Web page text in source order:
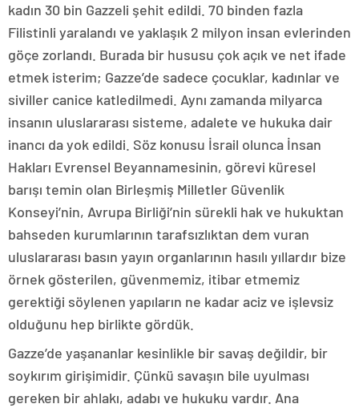
kadın 30 bin Gazzeli şehit edildi. 70 binden fazla
Filistinli yaralandı ve yaklaşık 2 milyon insan evlerinden
göçe zorlandı. Burada bir hususu çok açık ve net ifade
etmek isterim; Gazze’de sadece çocuklar, kadınlar ve
siviller canice katledilmedi. Aynı zamanda milyarca
insanın uluslararası sisteme, adalete ve hukuka dair
inancı da yok edildi. Söz konusu İsrail olunca İnsan
Hakları Evrensel Beyannamesinin, görevi küresel
barışı temin olan Birleşmiş Milletler Güvenlik
Konseyi’nin, Avrupa Birliği’nin sürekli hak ve hukuktan
bahseden kurumlarının tarafsızlıktan dem vuran
uluslararası basın yayın organlarının hasılı yıllardır bize
örnek gösterilen, güvenmemiz, itibar etmemiz
gerektiği söylenen yapıların ne kadar aciz ve işlevsiz
olduğunu hep birlikte gördük.
Gazze’de yaşananlar kesinlikle bir savaş değildir, bir
soykırım girişimidir. Çünkü savaşın bile uyulması
gereken bir ahlakı, adabı ve hukuku vardır. Ana